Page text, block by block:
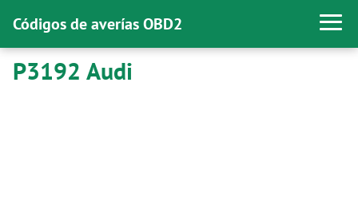
Códigos de averías OBD2
P3192 Audi